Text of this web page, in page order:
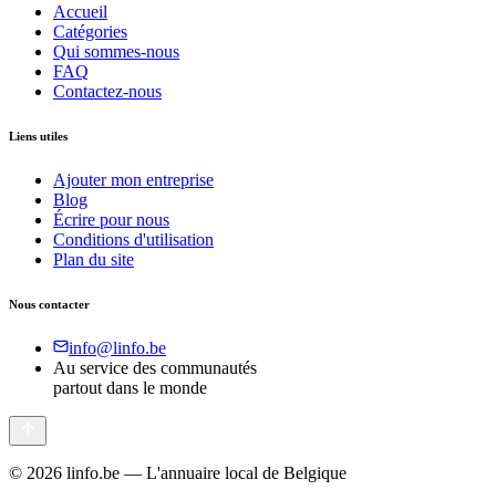
Accueil
Catégories
Qui sommes-nous
FAQ
Contactez-nous
Liens utiles
Ajouter mon entreprise
Blog
Écrire pour nous
Conditions d'utilisation
Plan du site
Nous contacter
info@linfo.be
Au service des communautés
partout dans le monde
© 2026 linfo.be — L'annuaire local de Belgique